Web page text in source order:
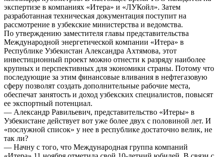
экспертизе в компаниях «Итера» и «ЛУКойл». Затем
разработанная техническая документация поступит на
рассмотрение в узбекские министерства и ведомства.
По утверждению заместителя главы представительства
Международной энергетической компании «Итера» в
Республике Узбекистан Александра Ахтямова, этот
инвестиционный проект можно отнести к разряду наиболее
крупных и перспективных для экономики страны. Потому что
последующие за этим финансовые вливания в нефтегазовую
сферу позволят создать дополнительные рабочие места,
обеспечат занятость и доход узбекских специалистов, повысят
ее экспортный потенциал.
— Александр Равильевич, представительство «Итеры» в
Узбекистане действует вот уже более двух с половиной лет. И
«послужной список» у нее в республике достаточно велик, не
так ли?
— Начну с того, что Международная группа компаний